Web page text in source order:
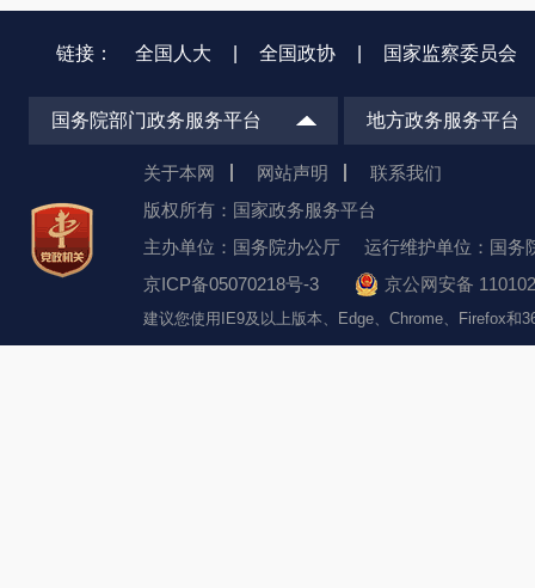
链接： 全国人大 全国政协 国家监察委员会
国务院部门政务服务平台 地方政务服务平台
关于本网 网站声明
联系我们
版权所有：国家政务服务平台
主办单位：国务院办公厅
运行维护单位：国务
京ICP备05070218号-3
京公网安备
建议您使用IE9及以上版本、Edge、Chrome、Firefox和